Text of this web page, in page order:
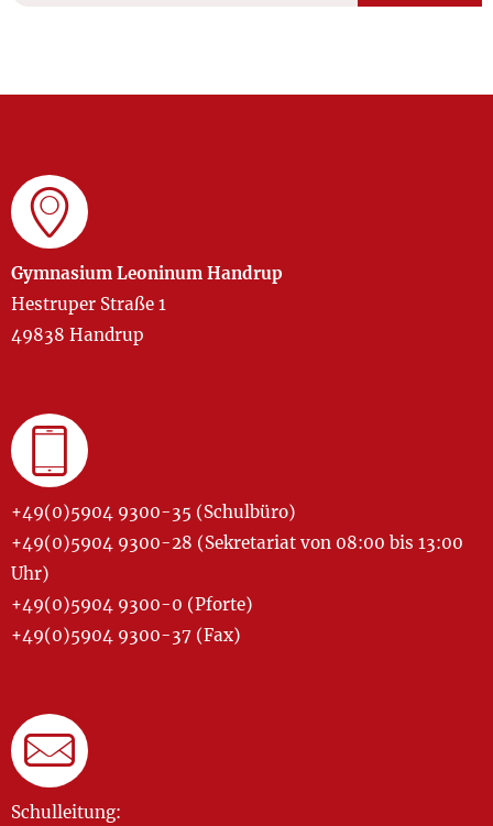
Gymnasium Leoninum Handrup
Hestruper Straße 1
49838 Handrup
+49(0)5904 9300-35 (Schulbüro)
+49(0)5904 9300-28 (Sekretariat von 08:00 bis 13:00
Uhr)
+49(0)5904 9300-0 (Pforte)
+49(0)5904 9300-37 (Fax)
Schulleitung: